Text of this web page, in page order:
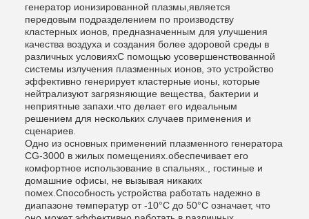
генератор ионизированной плазмы,является
передовым подразделением по производству
кластерных ионов, предназначенным для улучшения
качества воздуха и создания более здоровой среды в
различных условияхС помощью усовершенствованной
системы излучения плазменных ионов, это устройство
эффективно генерирует кластерные ионы, которые
нейтрализуют загрязняющие вещества, бактерии и
неприятные запахи.что делает его идеальным
решением для нескольких случаев применения и
сценариев.
Одно из основных применений плазменного генератора
CG-3000 в жилых помещениях.обеспечивает его
комфортное использование в спальнях., гостиные и
домашние офисы, не вызывая никаких
помех.Способность устройства работать надежно в
диапазоне температур от -10°C до 50°C означает, что